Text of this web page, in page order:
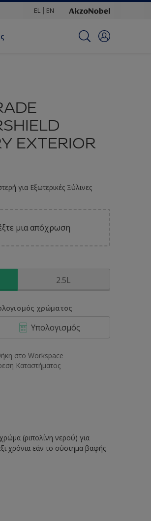
EL EN
EXTERIOR
για Εξωτερικές Ξύλινες
μια απόχρωση
2.5L
χρώματος
Υπολογισμός
στο Workspace
Καταστήματος
(ριπολίνη νερού) για
χρόνια εάν το σύστημα βαφής